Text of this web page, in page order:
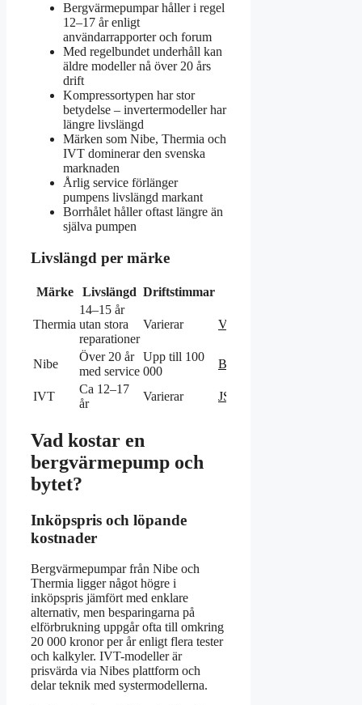
Bergvärmepumpar håller i regel
12–17 år enligt
användarrapporter och forum
Med regelbundet underhåll kan
äldre modeller nå över 20 års
drift
Kompressortypen har stor
betydelse – invertermodeller har
längre livslängd
Märken som Nibe, Thermia och
IVT dominerar den svenska
marknaden
Årlig service förlänger
pumpens livslängd markant
Borrhålet håller oftast längre än
själva pumpen
Livslängd per märke
Märke Livslängd Driftstimmar
Thermia
14–15 år
utan stora
reparationer
Varierar Värmepumpsforum
Nibe
Över 20 år
med service
Upp till 100
000
Byggahus
IVT
Ca 12–17
år
Varierar JS Education
Vad kostar en
bergvärmepump och
bytet?
Inköpspris och löpande
kostnader
Bergvärmepumpar från Nibe och
Thermia ligger något högre i
inköpspris jämfört med enklare
alternativ, men besparingarna på
elförbrukning uppgår ofta till omkring
20 000 kronor per år enligt flera tester
och kalkyler. IVT-modeller är
prisvärda via Nibes plattform och
delar teknik med systermodellerna.